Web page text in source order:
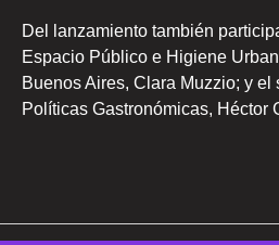
Del lanzamiento también
Espacio Público e Higiene
Buenos Aires, Clara Muzzio; y el
Políticas Gastronómicas, Héctor